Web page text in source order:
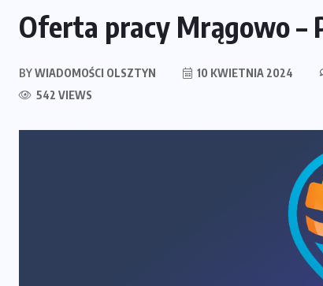
Oferta pracy Mrągowo –
BYWIADOMOŚCI OLSZTYN 10 KWIETNIA 2024
542 VIEWS